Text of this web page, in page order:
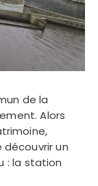
de la
Alors
un
: la station